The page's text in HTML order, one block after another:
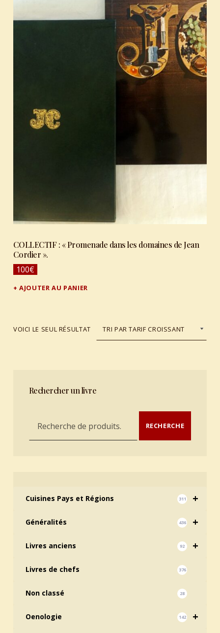
COLLECTIF : « Promenade dans les domaines de Jean
Cordier ».
100€
AJOUTER AU PANIER
VOICI LE SEUL RÉSULTAT
Rechercher un livre
Recherche pour : RECHERCHE
+
Cuisines Pays et Régions 311
+
Généralités 436
+
Livres anciens 92
Livres de chefs 376
Non classé 28
+
Oenologie 142